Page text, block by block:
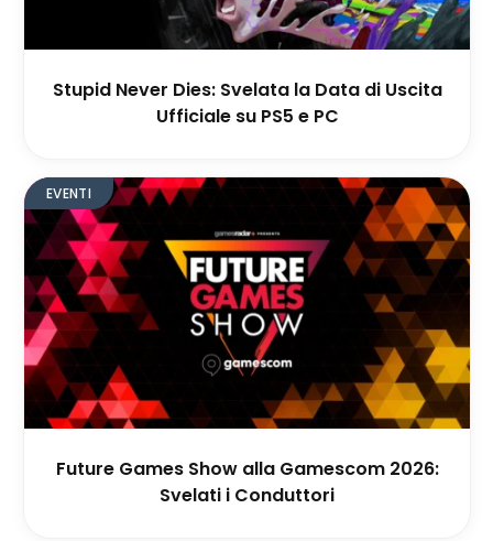
Stupid Never Dies: Svelata la Data di Uscita
Ufficiale su PS5 e PC
EVENTI
Future Games Show alla Gamescom 2026:
Svelati i Conduttori